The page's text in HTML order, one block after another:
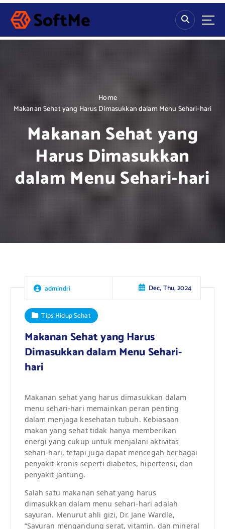
S
p
Home
Makanan Sehat yang Harus Dimasukkan dalam Menu Sehari-hari
Makanan Sehat yang
Harus Dimasukkan
dalam Menu Sehari-hari
admindri Dec, Thu, 2024
Tips Hidup Sehat
Makanan Sehat yang Harus
Dimasukkan dalam Menu Sehari-
hari
Makanan sehat yang harus dimasukkan dalam
menu sehari-hari memainkan peran penting
dalam menjaga kesehatan tubuh. Kebiasaan
makan yang sehat tidak hanya memberikan
energi yang cukup untuk menjalani aktivitas
sehari-hari, tetapi juga dapat mencegah berbagai
penyakit kronis seperti diabetes, hipertensi, dan
penyakit jantung.
Salah satu makanan sehat yang harus
dimasukkan dalam menu sehari-hari adalah
sayuran. Menurut ahli gizi, Dr. Jane Wardle,
“Sayuran mengandung serat, vitamin, dan mineral